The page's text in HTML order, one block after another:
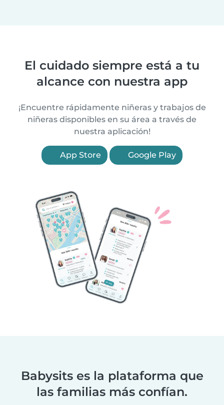
El cuidado siempre está a tu
alcance con nuestra app
¡Encuentre rápidamente niñeras y trabajos de
niñeras disponibles en su área a través de
nuestra aplicación!
App Store Google Play
Babysits es la plataforma que
las familias más confían.